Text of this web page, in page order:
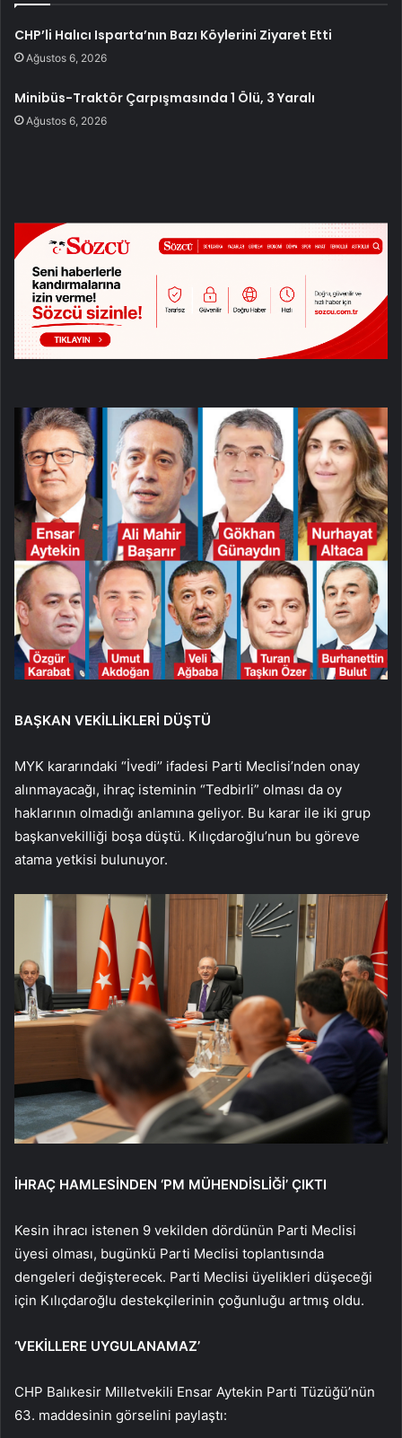
CHP’li Halıcı Isparta’nın Bazı Köylerini Ziyaret Etti
Ağustos 6, 2026
Minibüs-Traktör Çarpışmasında 1 Ölü, 3 Yaralı
Ağustos 6, 2026
BAŞKAN VEKİLLİKLERİ DÜŞTÜ
MYK kararındaki “İvedi’’ ifadesi Parti Meclisi’nden onay
alınmayacağı, ihraç isteminin “Tedbirli” olması da oy
haklarının olmadığı anlamına geliyor. Bu karar ile iki grup
başkanvekilliği boşa düştü. Kılıçdaroğlu’nun bu göreve
atama yetkisi bulunuyor.
İHRAÇ HAMLESİNDEN ‘PM MÜHENDİSLİĞİ’ ÇIKTI
Kesin ihracı istenen 9 vekilden dördünün Parti Meclisi
üyesi olması, bugünkü Parti Meclisi toplantısında
dengeleri değişterecek. Parti Meclisi üyelikleri düşeceği
için Kılıçdaroğlu destekçilerinin çoğunluğu artmış oldu.
‘VEKİLLERE UYGULANAMAZ’
CHP Balıkesir Milletvekili Ensar Aytekin Parti Tüzüğü’nün
63. maddesinin görselini paylaştı: